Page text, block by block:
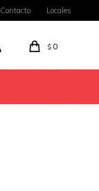
$ 0
Contacto Locales